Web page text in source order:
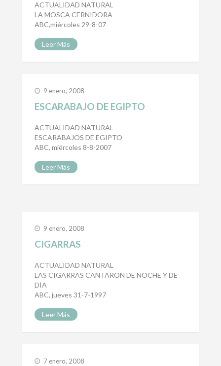
ACTUALIDAD NATURAL
LA MOSCA CERNIDORA
ABC,miércoles 29-8-07
Leer Más
9 enero, 2008
ESCARABAJO DE EGIPTO
ACTUALIDAD NATURAL
ESCARABAJOS DE EGIPTO
ABC, miércoles 8-8-2007
Leer Más
9 enero, 2008
CIGARRAS
ACTUALIDAD NATURAL
LAS CIGARRAS CANTARON DE NOCHE Y DE
DÍA
ABC, jueves 31-7-1997
Leer Más
7 enero, 2008